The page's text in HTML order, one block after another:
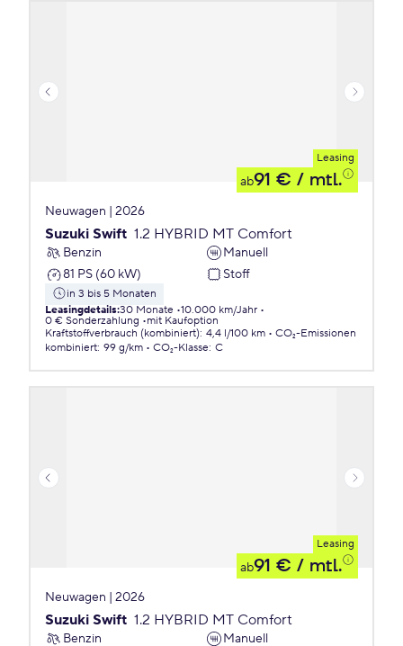
Leasing
ab91 € / mtl.
Neuwagen | 2026
Suzuki Swift 1.2 HYBRID MT Comfort
Benzin
Manuell
81 PS (60 kW)
Stoff
in 3 bis 5 Monaten
Leasingdetails:30 Monate 10.000 km/Jahr
0 € Sonderzahlung
mit Kaufoption
Kraftstoffverbrauch (kombiniert): 4,4 l/100 km
CO₂-Emissionen
kombiniert: 99 g/km CO₂-Klasse: C
Leasing
ab91 € / mtl.
Neuwagen | 2026
Suzuki Swift 1.2 HYBRID MT Comfort
Benzin Manuell